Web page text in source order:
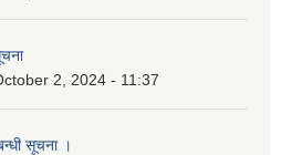
2, 2024 - 11:37
सूचना ।